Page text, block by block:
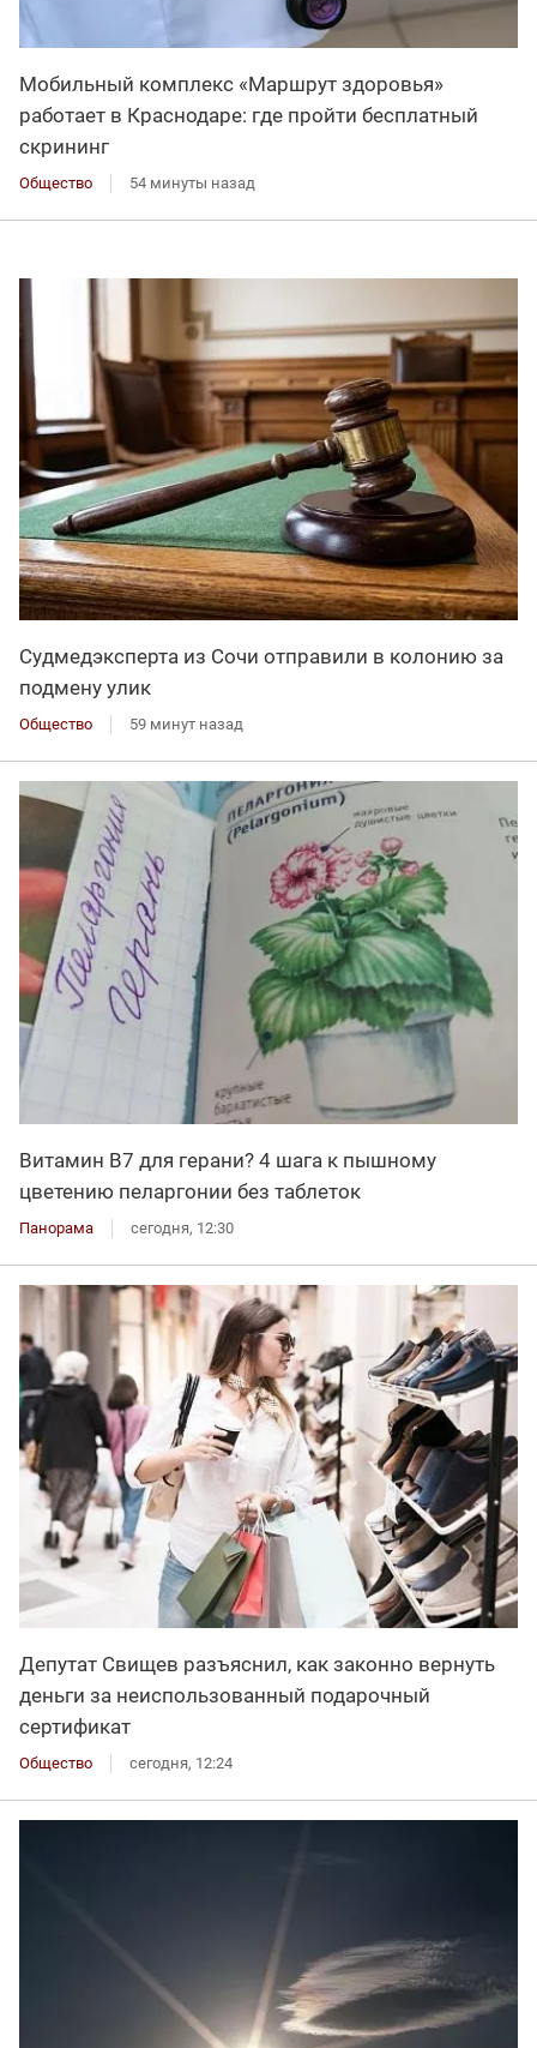
Мобильный комплекс «Маршрут здоровья»
работает в Краснодаре: где пройти бесплатный
скрининг
Общество 54 минуты назад
Судмедэксперта из Сочи отправили в колонию за
подмену улик
Общество 59 минут назад
Витамин В7 для герани? 4 шага к пышному
цветению пеларгонии без таблеток
Панорама сегодня, 12:30
Депутат Свищев разъяснил, как законно вернуть
деньги за неиспользованный подарочный
сертификат
Общество сегодня, 12:24